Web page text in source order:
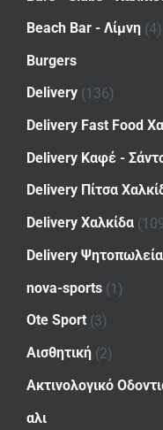
Beach Bar - Λίμνη (4)
Burgers
Delivery (136)
Delivery Fast Food
Delivery Καφέ -
Delivery Πίτσα
Delivery Χαλκίδα
Delivery
nova-sports (1)
Ote Sport (3)
Αισθητική (2)
Ακτινολογικό
αλι